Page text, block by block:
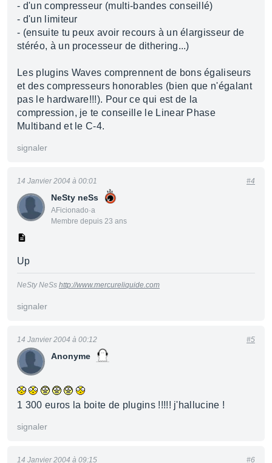
- d'un compresseur (multi-bandes conseillé)
- d'un limiteur
- (ensuite tu peux avoir recours à un élargisseur de
stéréo, à un processeur de dithering...)
Les plugins Waves comprennent de bons égaliseurs
et des compresseurs honorables (bien que n'égalant
pas le hardware!!!). Pour ce qui est de la
compression, je te conseille le Linear Phase
Multiband et le C-4.
signaler
NeSty neSs
AFicionado·a
Membre depuis 23 ans
14 Janvier 2004 à 00:01 #4
Up
NeSty NeSs http://www.mercureliquide.com
signaler
Anonyme
14 Janvier 2004 à 00:12 #5
1 300 euros la boite de plugins !!!!! j'hallucine !
signaler
14 Janvier 2004 à 09:15 #6